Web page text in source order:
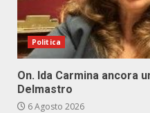
Politica
On. Ida Carmina ancora
Delmastro
6 Agosto 2026